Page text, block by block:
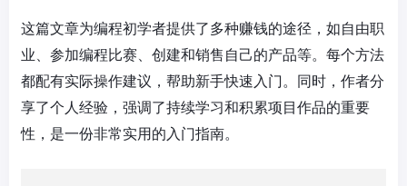
这篇文章为编程初学者提供了多种赚钱的途径，如自由职
业、参加编程比赛、创建和销售自己的产品等。每个方法
都配有实际操作建议，帮助新手快速入门。同时，作者分
享了个人经验，强调了持续学习和积累项目作品的重要
性，是一份非常实用的入门指南。